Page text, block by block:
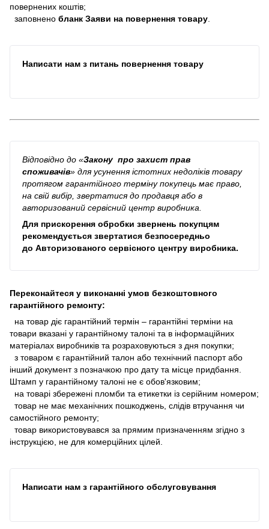
повернених коштів;
заповнено бланк Заяви на повернення товару
Написати нам з питань повернення товару
Відповідно до «Закону про захист прав
споживачів» для усунення істотних недоліків товару
протягом гарантійного терміну покупець має право,
на свій вибір, звертатися до продавця або в
авторизований сервісний центр виробника.
Для прискорення обробки звернень покупцям
рекомендується звертатися безпосередньо
до Авторизованого сервісного центру виробника.
Переконайтеся у виконанні умов безкоштовного
гарантійного ремонту:
на товар діє гарантійний термін – гарантійні терміни на
товари вказані у гарантійному талоні та в інформаційних
матеріалах виробників та розраховуються з дня покупки;
з товаром є гарантійний талон або технічний паспорт або
інший документ з позначкою про дату та місце придбання.
Штамп у гарантійному талоні не є обов'язковим;
на товарі збережені пломби та етикетки із серійним номером;
товар не має механічних пошкоджень, слідів втручання чи
самостійного ремонту;
товар використовувався за прямим призначенням згідно з
інструкцією, не для комерційних цілей.
Написати нам з гарантійного обслуговування